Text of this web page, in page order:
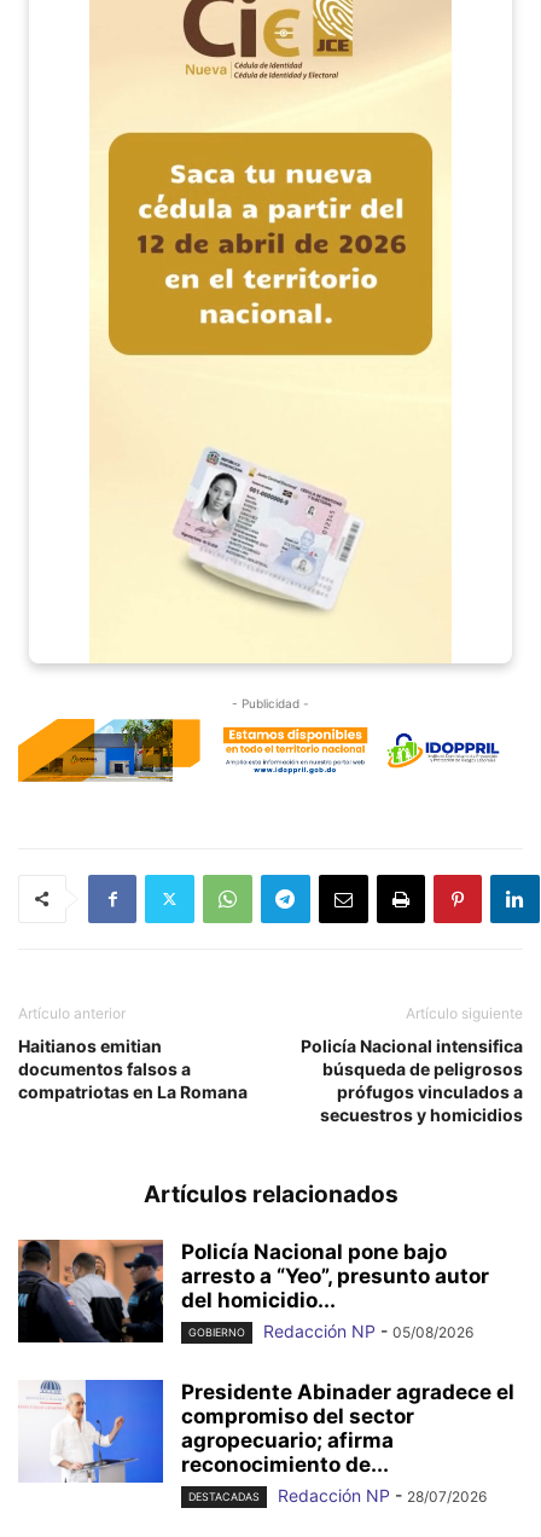
- Publicidad -
Artículo anterior
Haitianos emitian
documentos falsos a
compatriotas en La Romana
Artículo siguiente
Policía Nacional intensifica
búsqueda de peligrosos
prófugos vinculados a
secuestros y homicidios
Artículos relacionados
Policía Nacional pone bajo
arresto a “Yeo”, presunto autor
del homicidio...
GOBIERNO Redacción NP - 05/08/2026
Presidente Abinader agradece el
compromiso del sector
agropecuario; afirma
reconocimiento de...
DESTACADAS Redacción NP - 28/07/2026